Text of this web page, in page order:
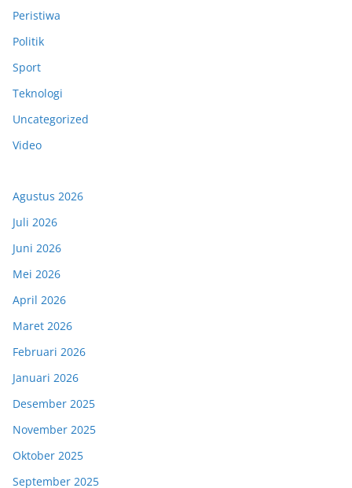
Peristiwa
Politik
Sport
Teknologi
Uncategorized
Video
Agustus 2026
Juli 2026
Juni 2026
Mei 2026
April 2026
Maret 2026
Februari 2026
Januari 2026
Desember 2025
November 2025
Oktober 2025
September 2025